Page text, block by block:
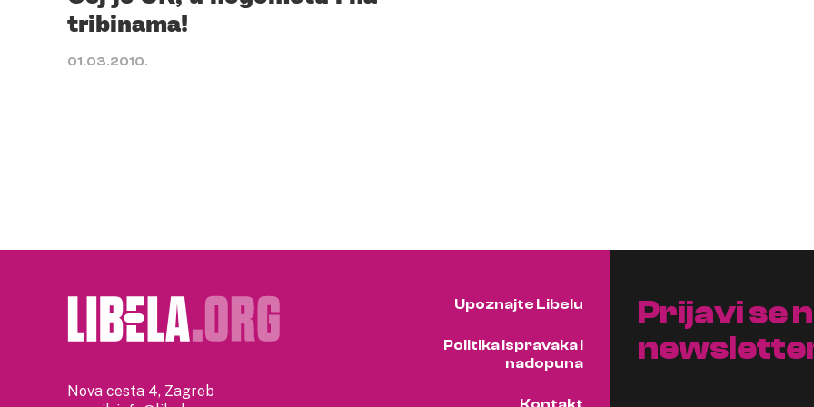
tribinama!
01.03.2010.
Nova cesta 4, Zagreb
Upoznajte Libelu
Politika ispravaka i
nadopuna
Prijavi se